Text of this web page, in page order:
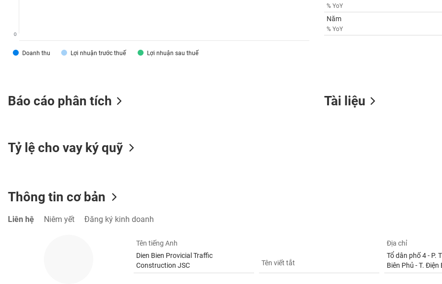
Doanh thu Lợi nhuận trước thuế Lợi nhuận sau thuế
0
% YoY
Năm
% YoY
Báo cáo phân tích Tài liệu
Tỷ lệ cho vay ký quỹ
Thông tin cơ bản
Liên hệ Niêm yết Đăng ký kinh doanh
Tên tiếng Anh
Dien Bien Provicial Traffic
Construction JSC
Tên viết tắt
Địa chỉ
Tổ dân phố 4 - P.
Biên Phủ - T. Điện
LƯỢNG
NGUYÊN